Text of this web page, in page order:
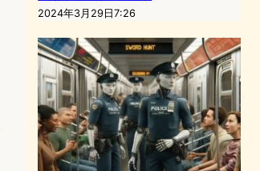
2024年3月29日7:26